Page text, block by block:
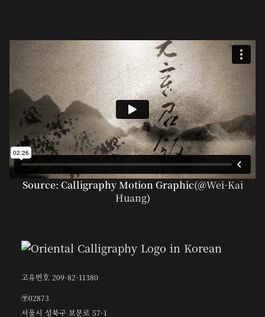
Source: Calligraphy Motion Graphic(@Wei-Kai
Huang)
고유번호 209-82-11380
〶02873
서울시 성북구 보문로 57-1